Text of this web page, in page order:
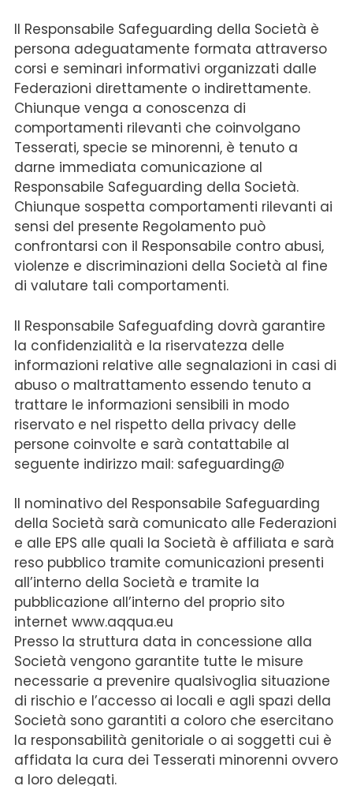
Il Responsabile Safeguarding della Società è
persona adeguatamente formata attraverso
corsi e seminari informativi organizzati dalle
Federazioni direttamente o indirettamente.
Chiunque venga a conoscenza di
comportamenti rilevanti che coinvolgano
Tesserati, specie se minorenni, è tenuto a
darne immediata comunicazione al
Responsabile Safeguarding della Società.
Chiunque sospetta comportamenti rilevanti ai
sensi del presente Regolamento può
confrontarsi con il Responsabile contro abusi,
violenze e discriminazioni della Società al fine
di valutare tali comportamenti.
Il Responsabile Safeguafding dovrà garantire
la confidenzialità e la riservatezza delle
informazioni relative alle segnalazioni in casi di
abuso o maltrattamento essendo tenuto a
trattare le informazioni sensibili in modo
riservato e nel rispetto della privacy delle
persone coinvolte e sarà contattabile al
seguente indirizzo mail: safeguarding@
Il nominativo del Responsabile Safeguarding
della Società sarà comunicato alle Federazioni
e alle EPS alle quali la Società è affiliata e sarà
reso pubblico tramite comunicazioni presenti
all’interno della Società e tramite la
pubblicazione all’interno del proprio sito
internet www.aqqua.eu
Presso la struttura data in concessione alla
Società vengono garantite tutte le misure
necessarie a prevenire qualsivoglia situazione
di rischio e l’accesso ai locali e agli spazi della
Società sono garantiti a coloro che esercitano
la responsabilità genitoriale o ai soggetti cui è
affidata la cura dei Tesserati minorenni ovvero
a loro delegati.